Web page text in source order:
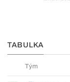
TABULKA
Tým